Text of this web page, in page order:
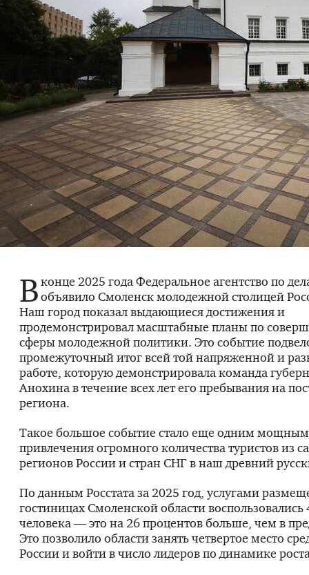
Вконце 2025 года Федеральное агентство по
объявило Смоленск молодежной столицей
Наш город показал выдающиеся достижения и
продемонстрировал масштабные планы по
сферы молодежной политики. Это событие
промежуточный итог всей той напряженной и
работе, которую демонстрировала команда
Анохина в течение всех лет его пребывания на
региона.
Такое большое событие стало еще одним
привлечения огромного количества туристов из
регионов России и стран СНГ в наш древний
По данным Росстата за 2025 год, услугами
гостиницах Смоленской области воспользовались
человека — это на 26 процентов больше, чем в
Это позволило области занять четвертое место
России и войти в число лидеров по динамике